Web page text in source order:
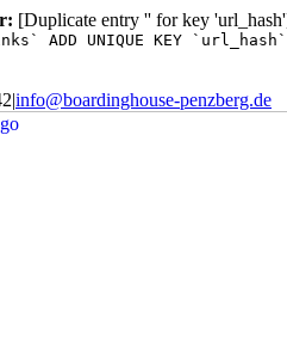
[Duplicate entry '' for key
ADD UNIQUE KEY
|info@boardinghouse-penzberg.de